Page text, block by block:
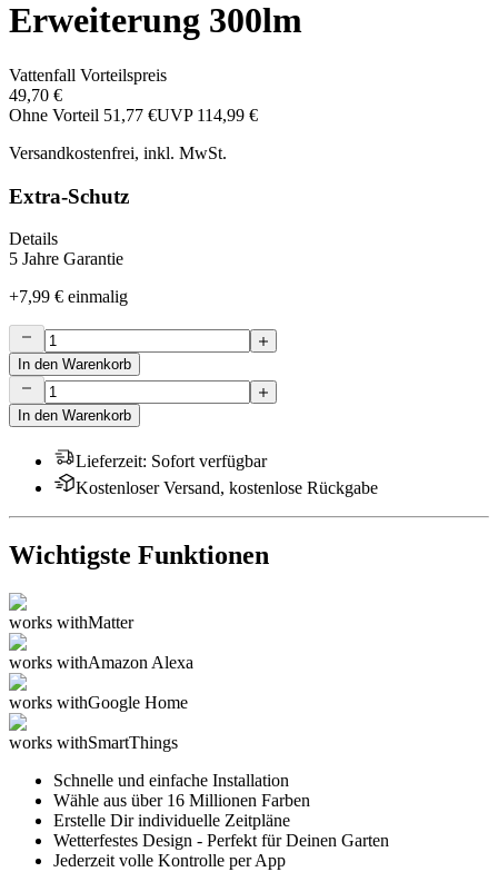
Erweiterung 300lm
Vattenfall Vorteilspreis
49,70 €
Ohne Vorteil 51,77 €UVP 114,99 €
Versandkostenfrei, inkl. MwSt.
Extra-Schutz
Details
5 Jahre Garantie
+7,99 € einmalig
In den Warenkorb
In den Warenkorb
Lieferzeit: Sofort verfügbar
Kostenloser Versand, kostenlose Rückgabe
Wichtigste Funktionen
works withMatter
works withAmazon Alexa
works withGoogle Home
works withSmartThings
Schnelle und einfache Installation
Wähle aus über 16 Millionen Farben
Erstelle Dir individuelle Zeitpläne
Wetterfestes Design - Perfekt für Deinen Garten
Jederzeit volle Kontrolle per App